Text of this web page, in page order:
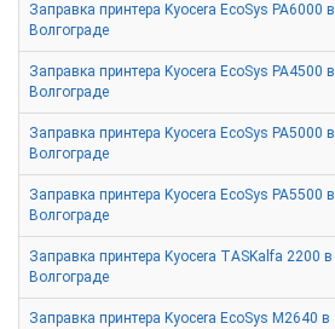
Заправка принтера Kyocera EcoSys PA6000 в
Волгограде
Заправка принтера Kyocera EcoSys PA4500 в
Волгограде
Заправка принтера Kyocera EcoSys PA5000 в
Волгограде
Заправка принтера Kyocera EcoSys PA5500 в
Волгограде
Заправка принтера Kyocera TASKalfa 2200 в
Волгограде
Заправка принтера Kyocera EcoSys M2640 в